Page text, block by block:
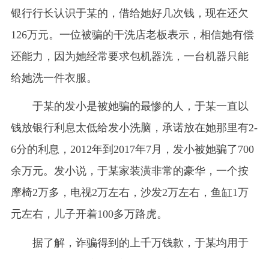
银行行长认识于某的，借给她好几次钱，现在还欠
126万元。一位被骗的干洗店老板表示，相信她有偿
还能力，因为她经常要求包机器洗，一台机器只能
给她洗一件衣服。
于某的发小是被她骗的最惨的人，于某一直以
钱放银行利息太低给发小洗脑，承诺放在她那里有2-
6分的利息，2012年到2017年7月，发小被她骗了700
余万元。发小说，于某家装潢非常的豪华，一个按
摩椅2万多，电视2万左右，沙发2万左右，鱼缸1万
元左右，儿子开着100多万路虎。
据了解，诈骗得到的上千万钱款，于某均用于